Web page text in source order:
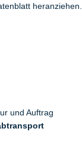
heranziehen.
und Auftrag